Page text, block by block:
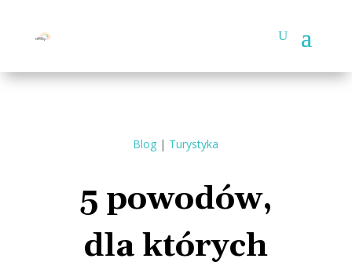
Blog | Turystyka
5 powodów,
dla których